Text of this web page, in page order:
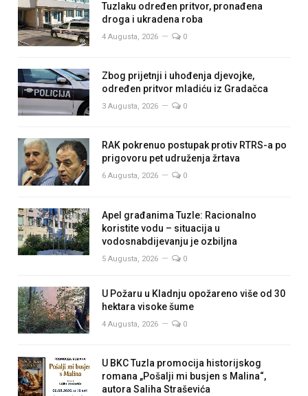
Tuzlaku određen pritvor, pronađena
droga i ukradena roba
4 Augusta, 2026 0
Zbog prijetnji i uhođenja djevojke,
određen pritvor mladiću iz Gradačca
3 Augusta, 2026 0
RAK pokrenuo postupak protiv RTRS-a po
prigovoru pet udruženja žrtava
6 Augusta, 2026 0
Apel građanima Tuzle: Racionalno
koristite vodu – situacija u
vodosnabdijevanju je ozbiljna
5 Augusta, 2026 0
U Požaru u Kladnju opožareno više od 30
hektara visoke šume
4 Augusta, 2026 0
U BKC Tuzla promocija historijskog
romana „Pošalji mi busjen s Malina“,
autora Saliha Straševića